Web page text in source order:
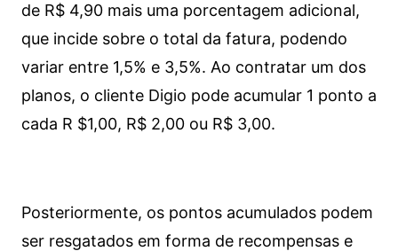
de R$ 4,90 mais uma porcentagem adicional,
que incide sobre o total da fatura, podendo
variar entre 1,5% e 3,5%. Ao contratar um dos
planos, o cliente Digio pode acumular 1 ponto a
cada R $1,00, R$ 2,00 ou R$ 3,00.
Posteriormente, os pontos acumulados podem
ser resgatados em forma de recompensas e